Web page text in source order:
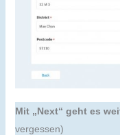
Mit „Next“ geht es
vergessen)